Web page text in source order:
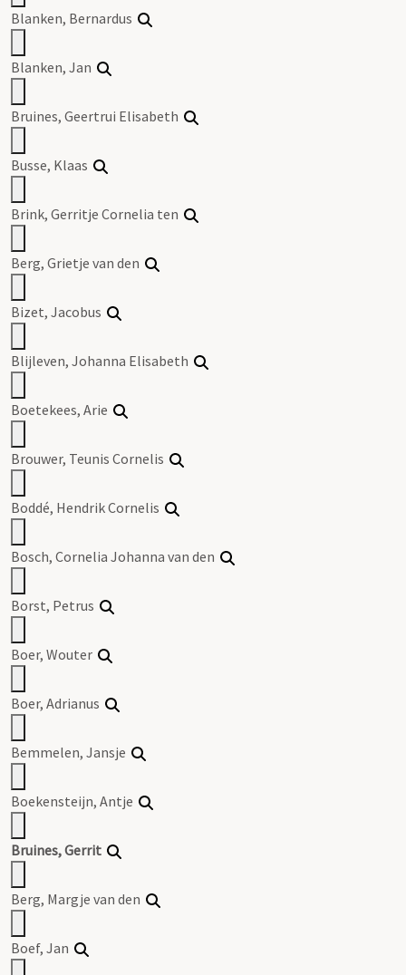
Blanken, Bernardus
Blanken, Jan
Bruines, Geertrui Elisabeth
Busse, Klaas
Brink, Gerritje Cornelia ten
Berg, Grietje van den
Bizet, Jacobus
Blijleven, Johanna Elisabeth
Boetekees, Arie
Brouwer, Teunis Cornelis
Boddé, Hendrik Cornelis
Bosch, Cornelia Johanna van den
Borst, Petrus
Boer, Wouter
Boer, Adrianus
Bemmelen, Jansje
Boekensteijn, Antje
Bruines,Gerrit
Berg, Margje van den
Boef, Jan